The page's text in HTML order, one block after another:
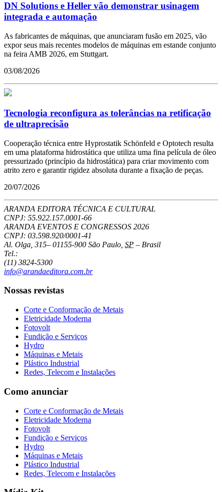
DN Solutions e Heller vão demonstrar usinagem
integrada e automação
As fabricantes de máquinas, que anunciaram fusão em 2025, vão
expor seus mais recentes modelos de máquinas em estande conjunto
na feira AMB 2026, em Stuttgart.
03/08/2026
Tecnologia reconfigura as tolerâncias na retificação
de ultraprecisão
Cooperação técnica entre Hyprostatik Schönfeld e Optotech resulta
em uma plataforma hidrostática que utiliza uma fina película de óleo
pressurizado (princípio da hidrostática) para criar movimento com
atrito zero e garantir rigidez absoluta durante a fixação de peças.
20/07/2026
ARANDA EDITORA TÉCNICA E CULTURAL
CNPJ: 55.922.157.0001-66
ARANDA EVENTOS E CONGRESSOS 2026
CNPJ: 03.598.920/0001-41
Al. Olga, 315– 01155-900 São Paulo SP – Brasil
Tel.:
(11) 3824-5300
info@arandaeditora.com.br
Nossas revistas
Corte e Conformação de Metais
Eletricidade Moderna
Fotovolt
Fundição e Serviços
Hydro
Máquinas e Metais
Plástico Industrial
Redes, Telecom e Instalações
Como anunciar
Corte e Conformação de Metais
Eletricidade Moderna
Fotovolt
Fundição e Serviços
Hydro
Máquinas e Metais
Plástico Industrial
Redes, Telecom e Instalações